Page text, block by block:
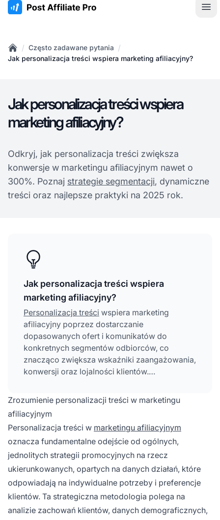
:site.title
Home
/ Często zadawane pytania /
Jak personalizacja treści wspiera marketing afiliacyjny?
Jak personalizacja treści wspiera
marketing afiliacyjny?
Odkryj, jak personalizacja treści zwiększa
konwersje w marketingu afiliacyjnym nawet o
300%. Poznaj strategie segmentacji, dynamiczne
treści oraz najlepsze praktyki na 2025 rok.
Jak personalizacja treści wspiera
marketing afiliacyjny?
Personalizacja treści wspiera marketing
afiliacyjny poprzez dostarczanie
dopasowanych ofert i komunikatów do
konkretnych segmentów odbiorców, co
znacząco zwiększa wskaźniki zaangażowania,
konwersji oraz lojalności klientów.
indywidualne potrzeby i preferencje
użytkowników, czyniąc rekomendacje bardziej
trafnymi i wartościowymi, co bezpośrednio
przekłada się na wyższe prowizje afiliacyjne
oraz lepszy zwrot z inwestycji w kampanie
marketingowe.
Zrozumienie personalizacji treści w marketingu
afiliacyjnym
Personalizacja treści w marketingu afiliacyjnym
oznacza fundamentalne odejście od ogólnych,
jednolitych strategii promocyjnych na rzecz
ukierunkowanych, opartych na danych działań, które
odpowiadają na indywidualne potrzeby i preferencje
klientów. Ta strategiczna metodologia polega na
analizie zachowań klientów, danych demograficznych,